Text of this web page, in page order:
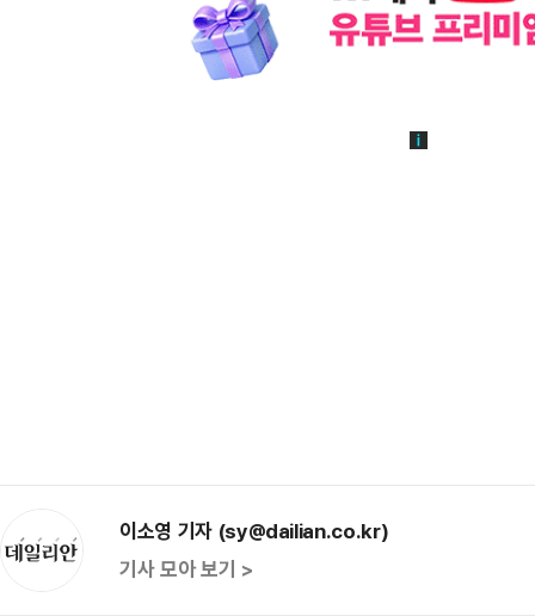
이소영 기자 (sy@dailian.co.kr)
기사 모아 보기 >